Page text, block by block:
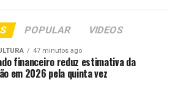
a origem dos ilícitos, o homem
grande quantidade em sua casa.
até o imóvel e identificaram
que estava sozinha.
recolhidas diversas porções de
POPULAR VIDEOS
47 minutos ago
financeiro reduz estimativa da
em 2026 pela quinta vez